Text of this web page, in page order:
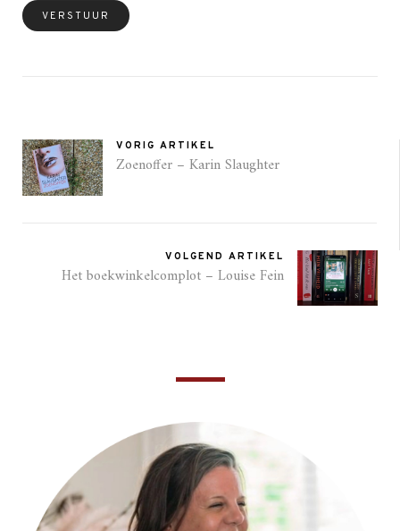
VORIG ARTIKEL
Zoenoffer – Karin Slaughter
VOLGEND ARTIKEL
Het boekwinkelcomplot – Louise Fein